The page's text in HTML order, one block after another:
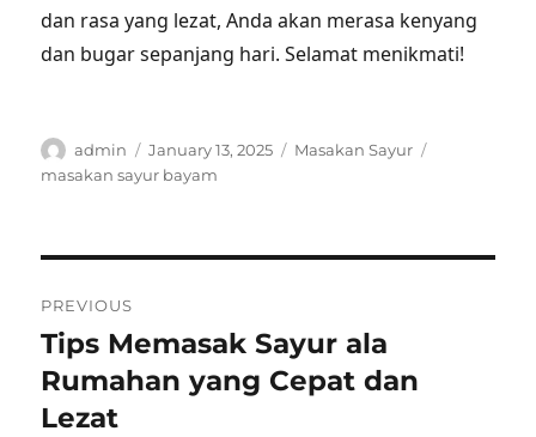
dan rasa yang lezat, Anda akan merasa kenyang
dan bugar sepanjang hari. Selamat menikmati!
Author
admin
Posted
on
January 13, 2025 Categories
Masakan Sayur
masakan sayur bayam
navigation
PREVIOUS
Previous
post:
Tips Memasak Sayur ala
Rumahan yang Cepat dan
Lezat